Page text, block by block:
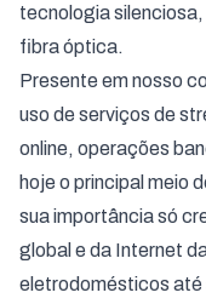
tecnologia
fibra óptica.
Presente em nosso
uso de serviços de
online, operações
hoje o principal meio
sua importância só
global e da Internet
eletrodomésticos até